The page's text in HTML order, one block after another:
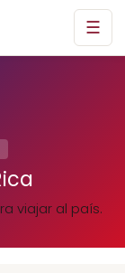
☰
viajar al país.